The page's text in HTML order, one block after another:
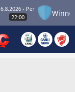
- Per
22:00
Winner